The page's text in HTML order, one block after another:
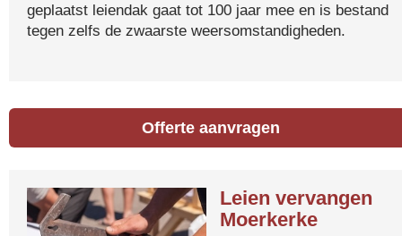
geplaatst leiendak gaat tot 100 jaar mee en is bestand
tegen zelfs de zwaarste weersomstandigheden.
Offerte aanvragen
Leien vervangen
Moerkerke